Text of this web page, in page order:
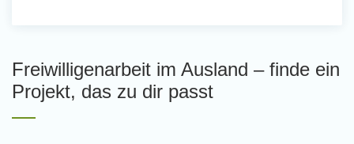
Freiwilligenarbeit im Ausland – finde ein
Projekt, das zu dir passt